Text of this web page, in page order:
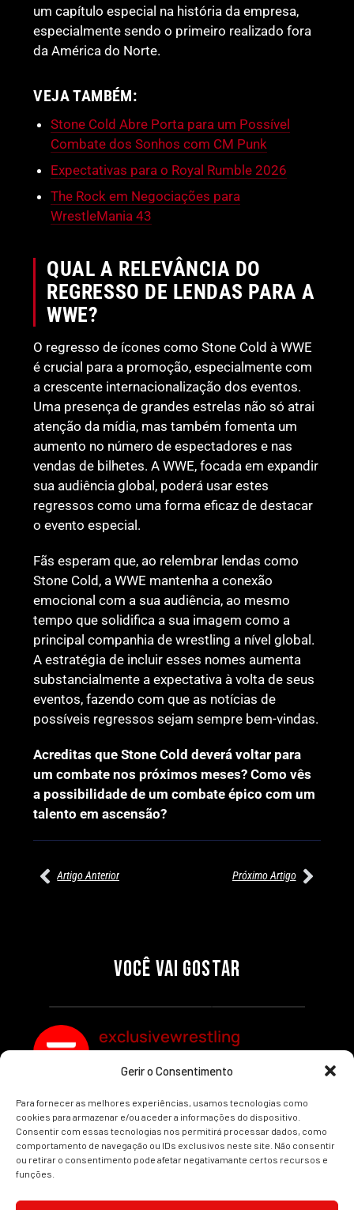
Gerir o Consentimento
Para fornecer as melhores experiências, usamos tecnologias como
cookies para armazenar e/ou aceder a informações do dispositivo.
Consentir com essas tecnologias nos permitirá processar dados, como
comportamento de navegação ou IDs exclusivos neste site. Não consentir
ou retirar o consentimento pode afetar negativamante certos recursos e
funções.
um capítulo especial na história da empresa,
especialmente sendo o primeiro realizado fora
da América do Norte.
VEJA TAMBÉM:
Stone Cold Abre Porta para um Possível
Combate dos Sonhos com CM Punk
Expectativas para o Royal Rumble 2026
The Rock em Negociações para
WrestleMania 43
QUAL A RELEVÂNCIA DO
REGRESSO DE LENDAS PARA A
WWE?
O regresso de ícones como Stone Cold à WWE
é crucial para a promoção, especialmente com
a crescente internacionalização dos eventos.
Uma presença de grandes estrelas não só atrai
atenção da mídia, mas também fomenta um
aumento no número de espectadores e nas
vendas de bilhetes. A WWE, focada em expandir
sua audiência global, poderá usar estes
regressos como uma forma eficaz de destacar
o evento especial.
Fãs esperam que, ao relembrar lendas como
Stone Cold, a WWE mantenha a conexão
emocional com a sua audiência, ao mesmo
tempo que solidifica a sua imagem como a
principal companhia de wrestling a nível global.
A estratégia de incluir esses nomes aumenta
substancialmente a expectativa à volta de seus
eventos, fazendo com que as notícias de
possíveis regressos sejam sempre bem-vindas.
Acreditas que Stone Cold deverá voltar para
um combate nos próximos meses? Como vês
a possibilidade de um combate épico com um
talento em ascensão?
Artigo Anterior Próximo Artigo
VOCÊ VAI GOSTAR
SEGMENTOS A NÃO PERDER
Por exclusivewrestling
MUNDIAL FEMININO NA AEW
REDEMPTION
Por exclusivewrestling
exclusivewrestling
Ver mais Artigos